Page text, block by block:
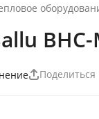
Поделиться